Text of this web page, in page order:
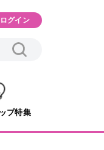
ログイン
プ特集